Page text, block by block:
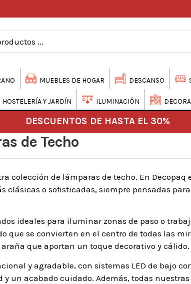
MUEBLES DE HOGAR DESCANSO
HOSTELERÍA Y JARDÍN ILUMINACIÓN
DESCUENTOS DE HASTA EL 30%
de Techo
colección de lámparas de techo. En Decopaq
o sofisticadas, siempre pensadas
ideales para iluminar zonas de paso o
se convierten en el centro de todas las
que aportan un toque decorativo y cálido.
y agradable, con sistemas LED de bajo
un acabado cuidado. Además, todas